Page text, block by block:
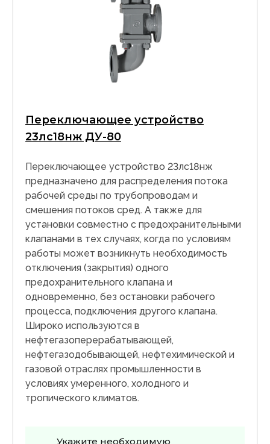
Переключающее устройство
23лс18нж ДУ-80
Переключающее устройство 23лс18нж
предназначено для распределения потока
рабочей среды по трубопроводам и
смешения потоков сред. А также для
установки совместно с предохранительными
клапанами в тех случаях, когда по условиям
работы может возникнуть необходимость
отключения (закрытия) одного
предохранительного клапана и
одновременно, без остановки рабочего
процесса, подключения другого клапана.
Широко используются в
нефтегазоперерабатывающей,
нефтегазодобывающей, нефтехимической и
газовой отраслях промышленности в
условиях умеренного, холодного и
тропического климатов.
Укажите необходимую